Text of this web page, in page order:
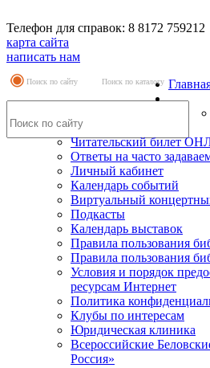
Телефон для справок: 8 8172
карта сайта
написать нам
Поиск по сайту Поиск по каталогу
Читательский билет
Ответы на часто
Личный кабинет
Календарь событий
Виртуальный
Подкасты
Календарь выставок
Правила пользования
Правила пользования
Условия и порядок
ресурсам Интернет
Политика
Клубы по интересам
Юридическая клиника
Всероссийские
Россия»